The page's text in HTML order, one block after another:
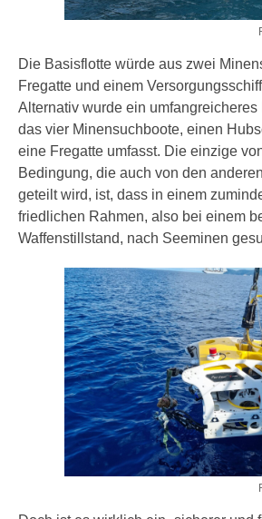
Die Basisflotte würde aus zwei
Fregatte und einem
Alternativ wurde ein umfangreicheres
das vier Minensuchboote, einen
eine Fregatte umfasst. Die einzige
Bedingung, die auch von den
geteilt wird, ist, dass in einem
friedlichen Rahmen, also bei einem
Waffenstillstand, nach Seeminen